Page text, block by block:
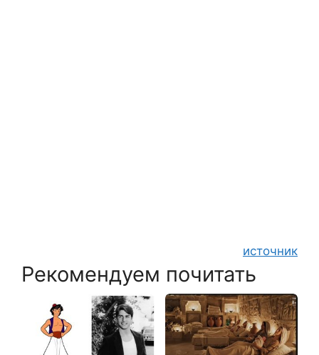
источник
Рекомендуем почитать